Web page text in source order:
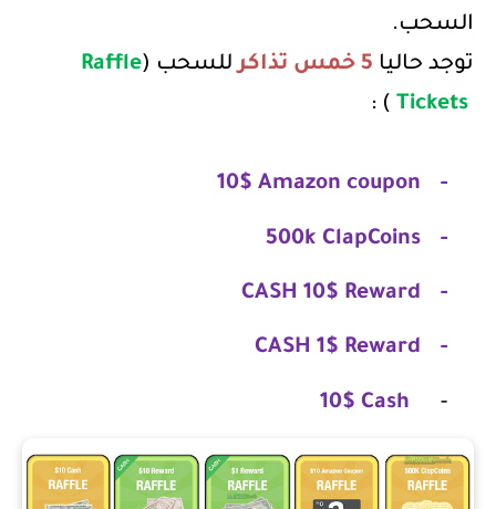
السحب.
توجد حاليا 5 خمس تذاكر للسحب (Raffle
Tickets
) :
-
10$ Amazon coupon
-
500k ClapCoins
-
CASH 10$ Reward
-
CASH 1$ Reward
-
10$ Cash